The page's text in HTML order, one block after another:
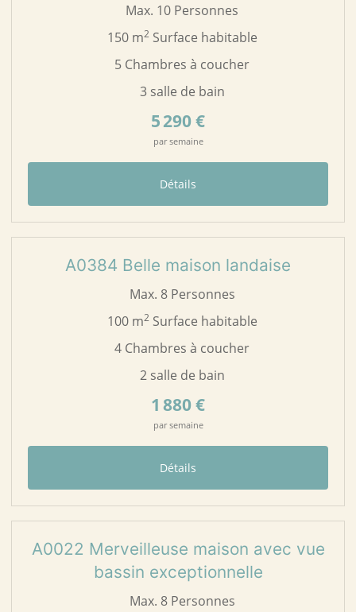
Max. 10 Personnes
150 m2Surface habitable
5 Chambres à coucher
3 salle de bain
5 290 €
par semaine
Détails
24 A0384
A0384 Belle maison landaise
Max. 8 Personnes
100 m2Surface habitable
4 Chambres à coucher
2 salle de bain
1 880 €
par semaine
Détails
35 A0022
A0022 Merveilleuse maison avec vue
bassin exceptionnelle
Max. 8 Personnes